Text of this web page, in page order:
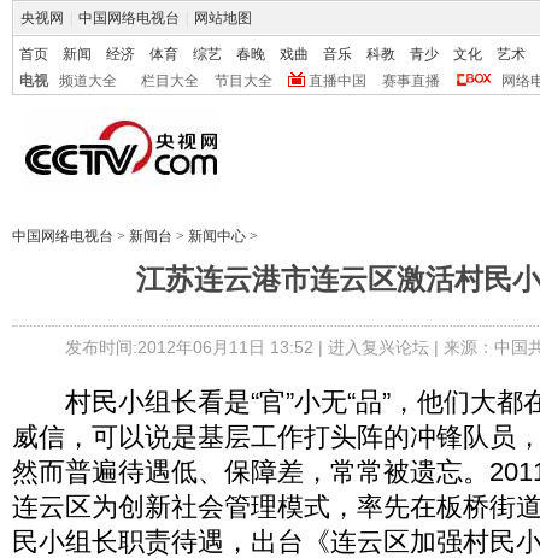
央视网 中国网络电视台 网站地图
首页 新闻 经济 体育 综艺 春晚 戏曲 音乐 科教 青少 文化
艺术
电视
频道大全 栏目大全 节目大全 直播中国 赛事直播 网络
中国网络电视台 > 新闻台 > 新闻中心 >
江苏连云港市连云区激活村民
发布时间:2012年06月11日 13:52 | 进入复兴论坛| 来源：中国
村民小组长看是“官”小无“品”，他们大都
威信，可以说是基层工作打头阵的冲锋队员
然而普遍待遇低、保障差，常常被遗忘。
连云区为创新社会管理模式，率先在板桥街
民小组长职责待遇，出台《连云区加强村民